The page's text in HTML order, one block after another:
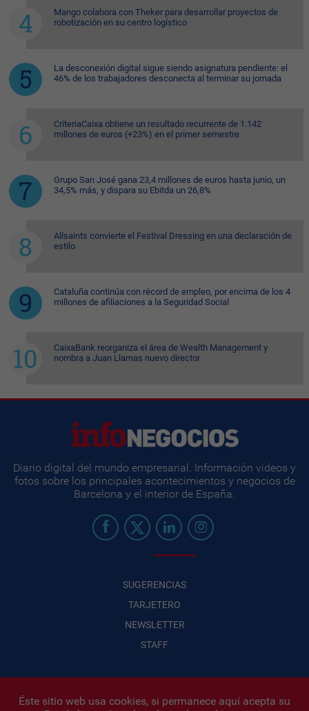
Mango colabora con Theker para desarrollar proyectos de
robotización en su centro logístico
La desconexión digital sigue siendo asignatura pendiente: el
46% de los trabajadores desconecta al terminar su jornada
CriteriaCaixa obtiene un resultado recurrente de 1.142
millones de euros (+23%) en el primer semestre
Grupo San José gana 23,4 millones de euros hasta junio, un
34,5% más, y dispara su Ebitda un 26,8%
Allsaints convierte el Festival Dressing en una declaración de
estilo
Cataluña continúa con récord de empleo, por encima de los 4
millones de afiliaciones a la Seguridad Social
CaixaBank reorganiza el área de Wealth Management y
nombra a Juan Llamas nuevo director
Diario digital del mundo empresarial. Información videos y
fotos sobre los principales acontecimientos y negocios de
Barcelona y el interior de España.
SUGERENCIAS
TARJETERO
NEWSLETTER
STAFF
Éste sitio web usa cookies, si permanece aquí acepta su